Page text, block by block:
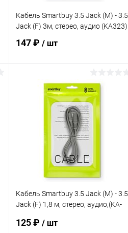
Кабель Smartbuy 3.5 Jack (M) - 3.5
Jack (F) 3м, стерео, аудио (KA323)
147 ₽ / шт
В корзину
Купить в 1 клик К сравнению
В наличии
Кабель Smartbuy 3.5 Jack (M) - 3.5
Jack (F) 1,8 м, стерео, аудио,(KA-
125 ₽ / шт